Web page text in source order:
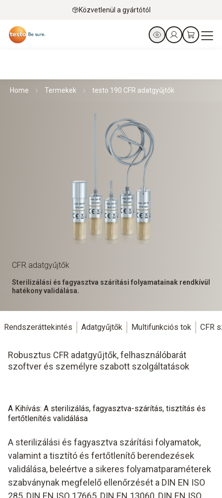
Közvetlenül a gyártótól
Home Termekek testo 190 CFR adatgyűjtők
CFR adatgyűjtők
Sterilizálási és fagyasztva szárítási folyamatainak rendkívül
hatékony validálása.
Rendszeráttekintés Adatgyűjtők Multifunkciós tok CFR
Robusztus CFR adatgyűjtők, felhasználóbarát
szoftver és személyre szabott szolgáltatások
A Kihívás: A sterilizálás, fagyasztva-szárítás, tisztítás és
fertőtlenítés validálása
A sterilizálási és fagyasztva szárítási folyamatok,
valamint a tisztító és fertőtlenítő berendezések
validálása, beleértve a sikeres folyamatparaméterek
szabványnak megfelelő ellenőrzését a DIN EN ISO
285, DIN EN ISO 17665, DIN EN 13060, DIN EN ISO